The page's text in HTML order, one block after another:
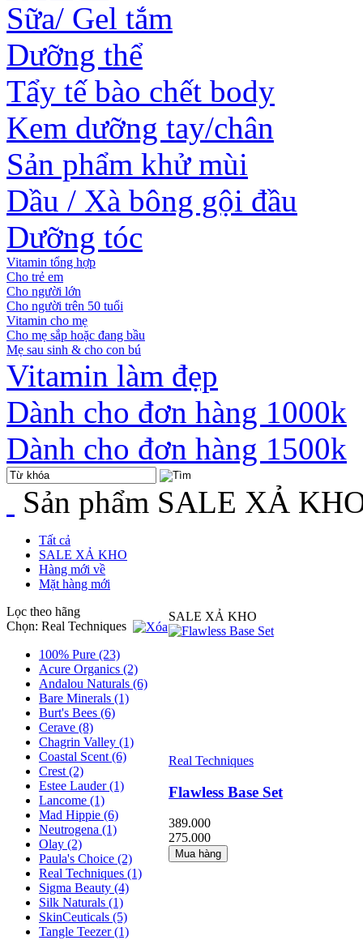
Sữa/ Gel tắm
Dưỡng thể
Tẩy tế bào chết body
Kem dưỡng tay/chân
Sản phẩm khử mùi
Dầu / Xà bông gội đầu
Dưỡng tóc
Vitamin tổng hợp
Cho trẻ em
Cho người lớn
Cho người trên 50 tuổi
Vitamin cho mẹ
Cho mẹ sắp hoặc đang bầu
Mẹ sau sinh & cho con bú
Vitamin làm đẹp
Dành cho đơn hàng 1000k
Dành cho đơn hàng 1500k
Sản phẩm SALE XẢ
Tất cả
SALE XẢ KHO
Hàng mới về
Mặt hàng mới
Lọc theo hãng
Chọn: Real Techniques
100% Pure (23)
Acure Organics (2)
Andalou Naturals (6)
Bare Minerals (1)
Burt's Bees (6)
Cerave (8)
Chagrin Valley (1)
Coastal Scent (6)
Crest (2)
Estee Lauder(1)
Lancome (1)
Mad Hippie (6)
Neutrogena (1)
Olay (2)
Paula's Choice (2)
Real Techniques (1)
Sigma Beauty (4)
Silk Naturals (1)
SkinCeuticals (5)
Tangle Teezer(1)
SALE XẢ KHO
Real Techniques
Flawless Base Set
389.000
275.000
Mua hàng